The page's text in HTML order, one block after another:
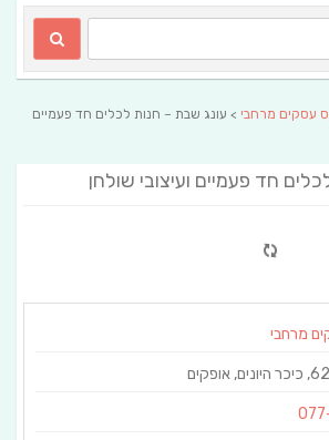
עסקים מרחבי > עונג שבת – חנות לכלים חד פעמיים
חד פעמיים ועיצובי שולחן
מרחבי